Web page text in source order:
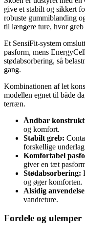
give et stabilt og sikkert
robuste gummiblanding
til længere ture, hvor
Et SensiFit-system
pasform, mens
stødabsorbering, så
gang.
Kombinationen af let
modellen egnet til både
terræn.
Åndbar
og komfort.
Stabilt greb:
forskellige
Komfortabel
giver en tæt
Stødabsorbering:
og øger komforten.
Alsidig
vandreture.
Fordele og ulemper